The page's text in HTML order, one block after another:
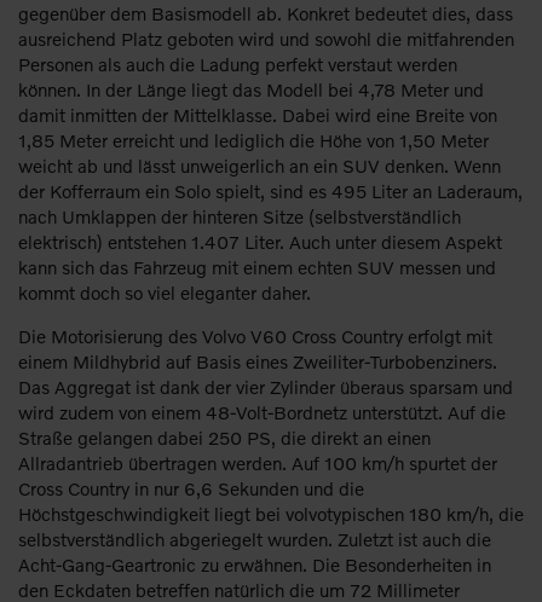
gegenüber dem Basismodell ab. Konkret bedeutet dies, dass
ausreichend Platz geboten wird und sowohl die mitfahrenden
Personen als auch die Ladung perfekt verstaut werden
können. In der Länge liegt das Modell bei 4,78 Meter und
damit inmitten der Mittelklasse. Dabei wird eine Breite von
1,85 Meter erreicht und lediglich die Höhe von 1,50 Meter
weicht ab und lässt unweigerlich an ein SUV denken. Wenn
der Kofferraum ein Solo spielt, sind es 495 Liter an Laderaum,
nach Umklappen der hinteren Sitze (selbstverständlich
elektrisch) entstehen 1.407 Liter. Auch unter diesem Aspekt
kann sich das Fahrzeug mit einem echten SUV messen und
kommt doch so viel eleganter daher.
Die Motorisierung des Volvo V60 Cross Country erfolgt mit
einem Mildhybrid auf Basis eines Zweiliter-Turbobenziners.
Das Aggregat ist dank der vier Zylinder überaus sparsam und
wird zudem von einem 48-Volt-Bordnetz unterstützt. Auf die
Straße gelangen dabei 250 PS, die direkt an einen
Allradantrieb übertragen werden. Auf 100 km/h spurtet der
Cross Country in nur 6,6 Sekunden und die
Höchstgeschwindigkeit liegt bei volvotypischen 180 km/h, die
selbstverständlich abgeriegelt wurden. Zuletzt ist auch die
Acht-Gang-Geartronic zu erwähnen. Die Besonderheiten in
den Eckdaten betreffen natürlich die um 72 Millimeter